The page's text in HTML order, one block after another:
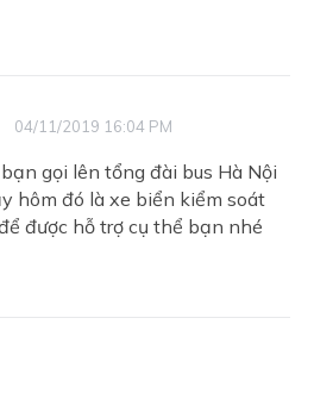
04/11/2019 16:04 PM
gọi lên tổng đài bus Hà Nội
hôm đó là xe biển kiểm soát
được hỗ trợ cụ thể bạn nhé